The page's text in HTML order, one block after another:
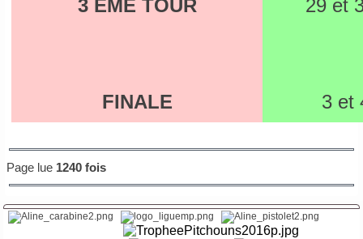
3 EME TOUR 29 et
FINALE 3 et
Page lue 1240 fois